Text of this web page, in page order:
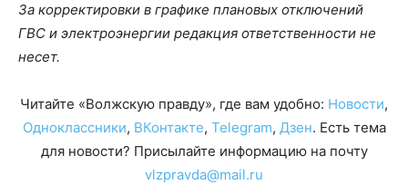
За корректировки в графике плановых отключений
ГВС и электроэнергии редакция ответственности не
несет.
Читайте «Волжскую правду», где вам удобно: Новости,
Одноклассники, ВКонтакте, Telegram, Дзен. Есть тема
для новости? Присылайте информацию на почту
vlzpravda@mail.ru